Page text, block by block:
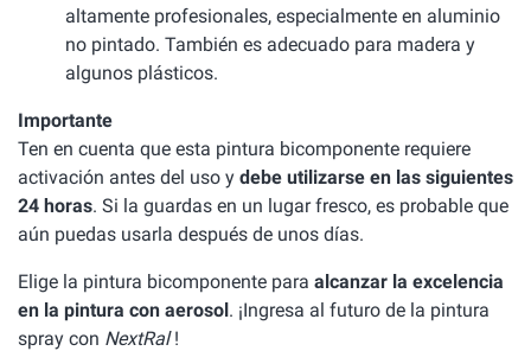
altamente profesionales, especialmente en aluminio
no pintado. También es adecuado para madera y
algunos plásticos.
Importante
Ten en cuenta que esta pintura bicomponente requiere
activación antes del uso y debe utilizarse en las siguientes
24 horas. Si la guardas en un lugar fresco, es probable que
aún puedas usarla después de unos días.
Elige la pintura bicomponente para alcanzar la excelencia
en la pintura con aerosol. ¡Ingresa al futuro de la pintura
spray con NextRal!